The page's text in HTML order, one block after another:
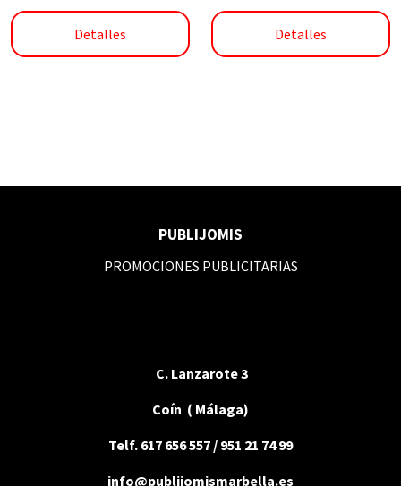
Detalles Detalles
PUBLIJOMIS
PROMOCIONES PUBLICITARIAS
C. Lanzarote 3
Coín ( Málaga)
Telf. 617 656 557 / 951 21 74 99
info@publijomismarbella.es